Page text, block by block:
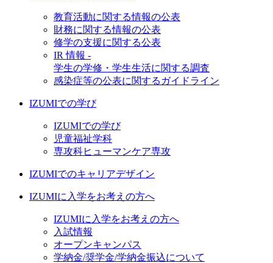
教育活動に関する情報の公表
財務に関する情報の公表
修学の支援に関する公表
IR 情報 -
学生の学修・学生生活に関する調査
感染症等の公表に関するガイドライン
IZUMIでの学び
IZUMIでの学び
児童福祉学科
専攻科ヒューマンケア専攻
IZUMIでのキャリアデザイン
IZUMIに入学をお考えの方へ
IZUMIに入学をお考えの方へ
入試情報
オープンキャンパス
学納金/奨学金/学納金振込について